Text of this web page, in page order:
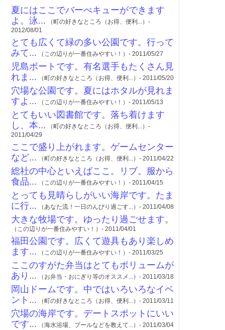
夏にはここでバーべキューができます
よ。泳... （町の好きなところ（お得、便利...）-
2012/08/01
とても広くて緑の多い公園です。行って
みて... （この辺りが一番住みやすい！）- 2011/05/27
児島ボートです。有名選手もたくさん見
れま... （町の好きなところ（お得、便利...）- 2011/05/20
穴場な公園です。夏にはホタルが見れま
すよ... （この辺りが一番住みやすい！）- 2011/05/13
とてもいい図書館です。落ち着けます
し、本... （町の好きなところ（お得、便利...）-
2011/04/29
ここで盛り上がれます。ゲームセンター
など... （町の好きなところ（お得、便利...）- 2011/04/22
総社の中心といえばここ。リブ。服から
食品... （この辺りが一番住みやすい！）- 2011/04/15
とっても見晴らしがいい海岸です。たま
に行... （あなた流！一日のんびり過ごす...）- 2011/04/08
大きな牧場です。ゆったり過ごせます。
（この辺りが一番住みやすい！）- 2011/04/01
福田公園です。広くて遊具もあり楽しめ
ます... （この辺りが一番住みやすい！）- 2011/03/25
ここのすがた弁当はとてもボリュームが
あり... （お弁当・おにぎり等のオススメ...）- 2011/03/18
岡山ドームです。中ではいろいろなイベ
ント... （町の好きなところ（お得、便利...）- 2011/03/11
穴場の海岸です。デートスポットにいい
です... （海水浴場、プールなどを教えて...）- 2011/03/04